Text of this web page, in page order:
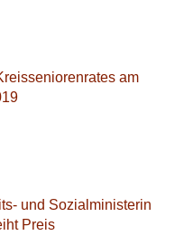
am
und Sozialministerin
Preis